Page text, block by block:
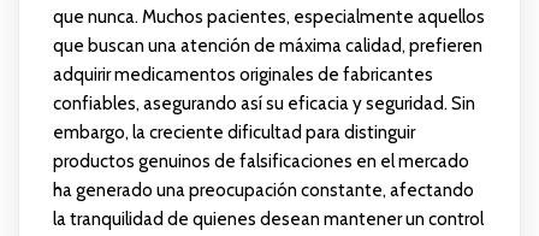
que nunca. Muchos pacientes, especialmente aquellos
que buscan una atención de máxima calidad, prefieren
adquirir medicamentos originales de fabricantes
confiables, asegurando así su eficacia y seguridad. Sin
embargo, la creciente dificultad para distinguir
productos genuinos de falsificaciones en el mercado
ha generado una preocupación constante, afectando
la tranquilidad de quienes desean mantener un control